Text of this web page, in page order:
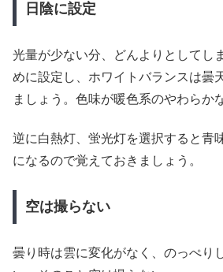
日陰に設定
光量が少ない分、どんよりとしてし
めに設定し、ホワイトバランスは曇
ましょう。色味が暖色系のやわらか
逆に白熱灯、蛍光灯を選択すると青
になるので覚えておきましょう。
空は撮らない
曇り時は雲に変化がなく、のっぺり